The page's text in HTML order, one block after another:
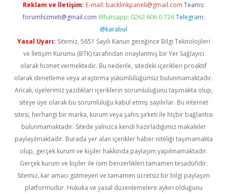
Reklam ve İletişim: E-mail: backlinkpaneli@gmail.com Teams:
forumhizmeti@gmail.com Whatsapp: 0262 606 0 726 Telegram:
@karabul
Yasal Uyarı: Sitemiz, 5651 Sayılı Kanun gereğince Bilgi Teknolojileri
ve İletişim Kurumu (BTK) tarafından onaylanmış bir Yer Sağlayıcı
olarak hizmet vermektedir. Bu nedenle, sitedeki içerikleri proaktif
olarak denetleme veya araştırma yükümlülüğümüz bulunmamaktadır.
Ancak, üyelerimiz yazdıkları içeriklerin sorumluluğunu taşımakta olup,
siteye üye olarak bu sorumluluğu kabul etmiş sayılırlar. Bu internet
sitesi, herhangi bir marka, kurum veya şahıs şirketi ile hiçbir bağlantısı
bulunmamaktadır. Sitede yalnızca kendi hazırladığımız makaleler
paylaşılmaktadır. Burada yer alan içerikler haber niteliği taşımamakta
olup, gerçek kurum ve kişiler hakkında paylaşım yapılmamaktadır.
Gerçek kurum ve kişiler ile isim benzerlikleri tamamen tesadüfidir.
Sitemiz, kar amacı gütmeyen ve tamamen ücretsiz bir bilgi paylaşım
platformudur. Hukuka ve yasal düzenlemelere aykırı olduğunu